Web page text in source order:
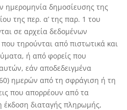
ημερομηνία δημοσίευσης της
της περ. α’ της παρ. 1 του
σε αρχεία δεδομένων
τηρούνται από πιστωτικά και
ή από φορείς που
εάν αποδεδειγμένα
ημερών από τη σφράγιση ή τη
που απορρέουν από τα
διαταγής πληρωμής,